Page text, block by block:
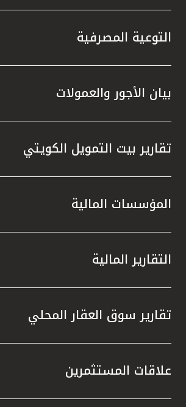
التوعية المصرفية
بيان الأجور والعمولات
تقارير بيت التمويل الكويتي
المؤسسات المالية
التقارير المالية
تقارير سوق العقار المحلي
علاقات المستثمرين